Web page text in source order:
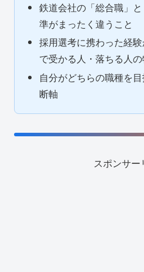
鉄道会社の「総合職」
準がまったく違うこと
採用選考に携わった経
で受かる人・落ちる人
自分がどちらの職種を
断軸
スポンサー